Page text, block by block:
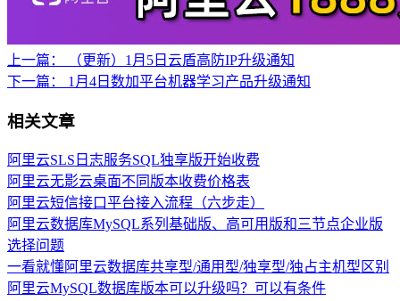
上一篇：
（更新）1月5日云盾高防IP升级通知
下一篇：
1月4日数加平台机器学习产品升级通知
相关文章
阿里云SLS日志服务SQL独享版开始收费
阿里云无影云桌面不同版本收费价格表
阿里云短信接口平台接入流程（六步走）
阿里云数据库MySQL系列基础版、高可用版和三节点企业版
选择问题
一看就懂阿里云数据库共享型/通用型/独享型/独占主机型区别
阿里云MySQL数据库版本可以升级吗？可以有条件